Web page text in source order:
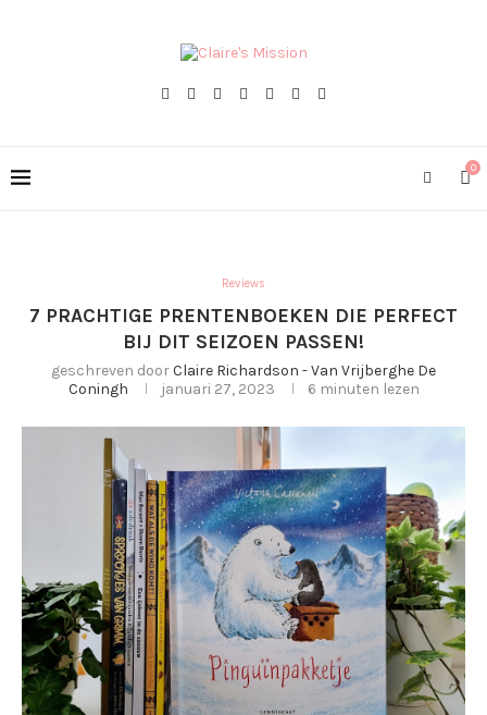
0
Reviews
7 PRACHTIGE PRENTENBOEKEN DIE PERFECT
BIJ DIT SEIZOEN PASSEN!
geschreven doorClaire Richardson - Van Vrijberghe De
Coningh
januari 27, 2023 6 minuten lezen